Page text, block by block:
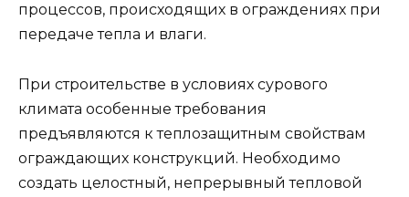
процессов, происходящих в ограждениях при
передаче тепла и влаги.
При строительстве в условиях сурового
климата особенные требования
предъявляются к теплозащитным свойствам
ограждающих конструкций. Необходимо
создать целостный, непрерывный тепловой